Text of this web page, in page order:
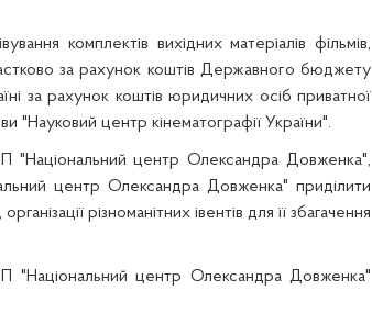
комплектів вихідних матеріалів фільмів,
за рахунок коштів Державного бюджету
за рахунок коштів юридичних осіб приватної
"Науковий центр кінематографії України".
"Національний центр Олександра Довженка",
центр Олександра Довженка" приділити
організації різноманітних івентів для її збагачення
"Національний центр Олександра Довженка"
ПОВОДИР
Олесь Санін
Рік виходу: 2013 / Тривалість: 122 хв.